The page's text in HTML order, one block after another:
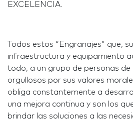
EXCELENCIA.
Todos estos “Engranajes” que,
infraestructura y equipamiento
todo, a un grupo de personas de
orgullosos por sus valores
obliga constantemente a
una mejora continua y son los
brindar las soluciones a las